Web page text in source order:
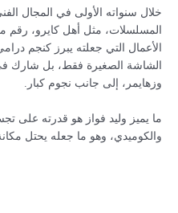
خلال سنواته الأولى في المجال
المسلسلات، مثل أهل كايرو، رقم
الأعمال التي جعلته يبرز كنجم
الشاشة الصغيرة فقط، بل شارك
وزهايمر، إلى جانب نجوم كبار.
ما يميز وليد فواز هو قدرته على
والكوميدي، وهو ما جعله يحتل